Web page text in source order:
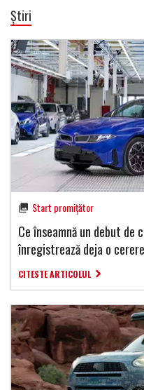
Știri
Start promițător
Ce înseamnă un debut de
înregistrează deja o
CITESTE ARTICOLUL